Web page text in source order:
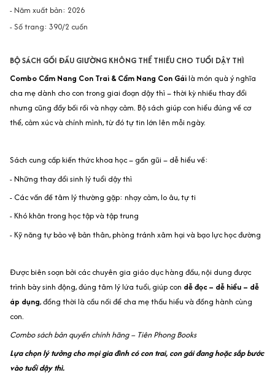
- Năm xuất bản: 2026
- Số trang: 390/2 cuốn
BỘ SÁCH GỐI ĐẦU GIƯỜNG KHÔNG THỂ THIẾU CHO TUỔI DẬY THÌ
Combo Cẩm Nang Con Trai & Cẩm Nang Con Gáilà món quà ý nghĩa
cha mẹ dành cho con trong giai đoạn dậy thì – thời kỳ nhiều thay đổi
nhưng cũng đầy bối rối và nhạy cảm. Bộ sách giúp con hiểu đúng về cơ
thể, cảm xúc và chính mình, từ đó tự tin lớn lên mỗi ngày.
Sách cung cấp kiến thức khoa học – gần gũi – dễ hiểu về:
- Những thay đổi sinh lý tuổi dậy thì
- Các vấn đề tâm lý thường gặp: nhạy cảm, lo âu, tự ti
- Khó khăn trong học tập và tập trung
- Kỹ năng tự bảo vệ bản thân, phòng tránh xâm hại và bạo lực học đường
‍Được biên soạn bởi các chuyên gia giáo dục hàng đầu, nội dung được
trình bày sinh động, đúng tâm lý lứa tuổi, giúp con dễ đọc – dễ hiểu – dễ
áp dụng, đồng thời là cầu nối để cha mẹ thấu hiểu và đồng hành cùng
con.
Combo sách bản quyền chính hãng – Tiên Phong Books
Lựa chọn lý tưởng cho mọi gia đình có con trai, con gái đang hoặc sắp bước
vào tuổi dậy thì.